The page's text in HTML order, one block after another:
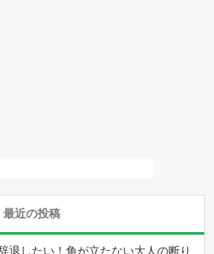
最近の投稿
退したい！角が立たない大人の断り